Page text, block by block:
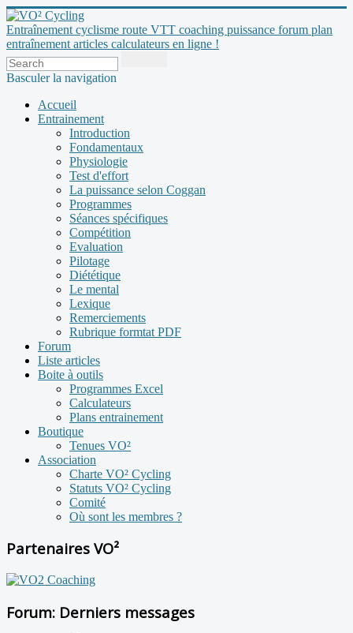
Entraînement cyclisme route VTT coaching puissance forum plan
entraînement articles calculateurs en ligne !
Basculer la navigation
Accueil
Entrainement
Introduction
Fondamentaux
Physiologie
Test d'effort
La puissance selon Coggan
Programmes
Séances spécifiques
Compétition
Evaluation
Pilotage
Diététique
Le mental
Lexique
Remerciements
Rubrique formtat PDF
Forum
Liste articles
Boite à outils
Programmes Excel
Calculateurs
Plans entrainement
Boutique
Tenues VO²
Association
Charte VO² Cycling
Statuts VO² Cycling
Comité
Où sont les membres ?
Partenaires VO²
Forum: Derniers messages